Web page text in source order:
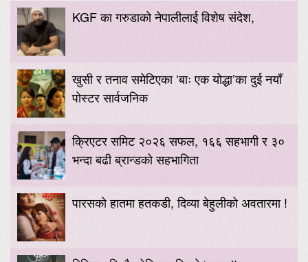
KGF का गरुडाको नेपालीलाई विशेष संदेश,
खुसी र तनाव समेटिएका ‘बाः एक योद्धा’का दुई नयाँ
पोस्टर सार्वजनिक
क्रिएटर समिट २०२६ सफल, १६६ सहभागी र ३०
भन्दा बढी ब्रान्डको सहभागिता
पारसको हातमा हतकडी, दिव्या बेहुलीको अवतारमा !